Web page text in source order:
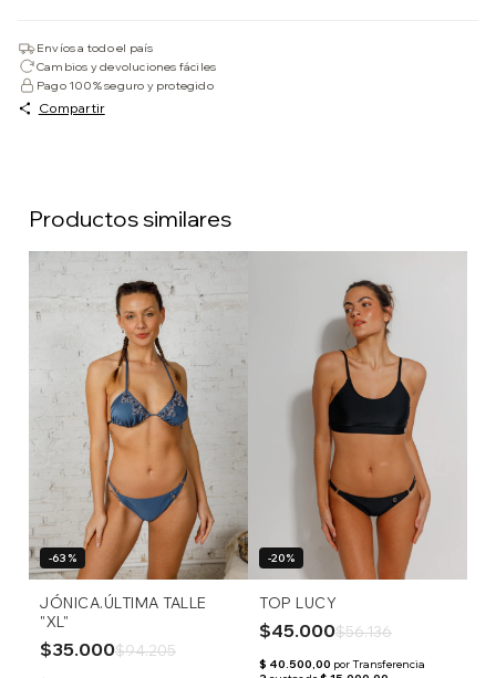
Envíos a todo el país
Cambios y devoluciones fáciles
Pago 100% seguro y protegido
Compartir
Productos similares
-63%
JÓNICA.ÚLTIMA TALLE
"XL"
$35.000$94.205
-20%
TOP LUCY
$45.000$56.136